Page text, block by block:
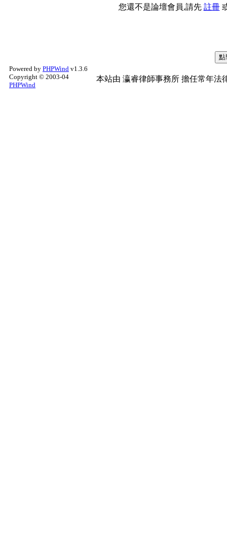
您還不是論壇會員,請先 註冊
Powered by PHPWind v1.3.6
Copyright © 2003-04
PHPWind
本站由 瀛睿律師事務所 擔任常年法